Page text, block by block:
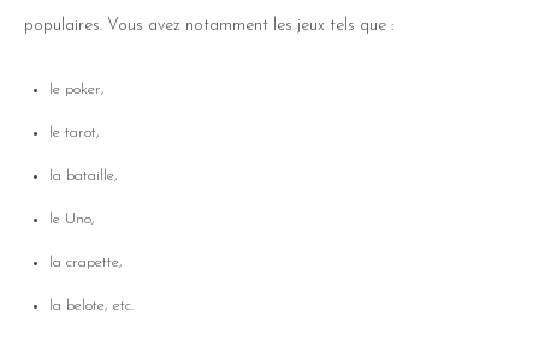
populaires. Vous avez notamment les jeux tels que :
le poker,
le tarot,
la bataille,
le Uno,
la crapette,
la belote, etc.